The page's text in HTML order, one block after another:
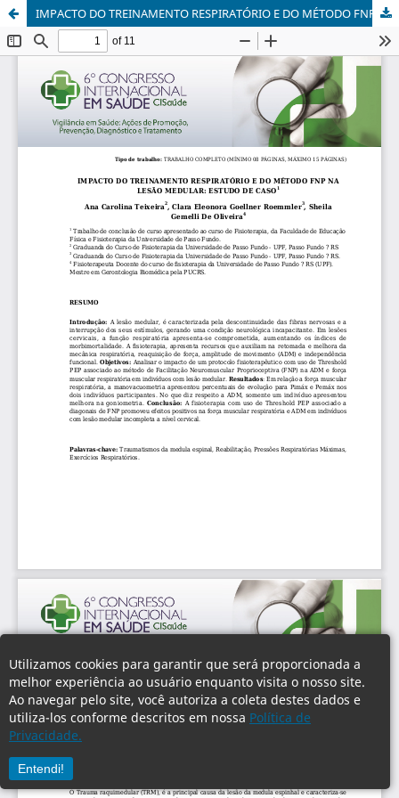
Utilizamos cookies para garantir que será proporcionada a
melhor experiência ao usuário enquanto visita o nosso site.
Ao navegar pelo site, você autoriza a coleta destes dados e
utiliza-los conforme descritos em nossa Política de
Privacidade.
Entendi!
IMPACTO DO TREINAMENTO RESPIRATÓRIO E DO MÉTODO FNP NA LESÃO MEDULAR: ESTUDO DE CASO